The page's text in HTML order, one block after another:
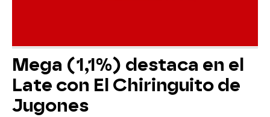
Mega (1,1%) destaca en el
Late con El Chiringuito de
Jugones